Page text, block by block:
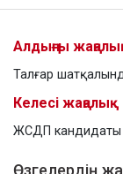
Алдыңғы
Талғар
Келесі жаңалық
ЖСДП кандидаты